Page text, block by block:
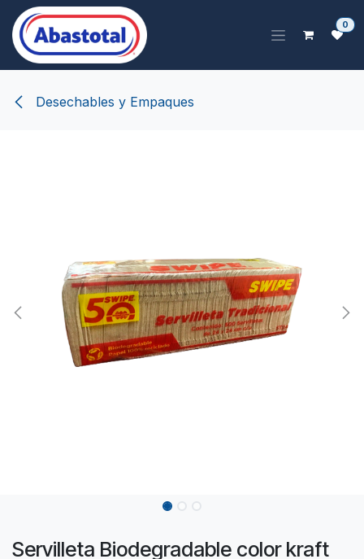
Ir al contenido
0
Desechables y Empaques
Servilleta Biodegradable color kraft